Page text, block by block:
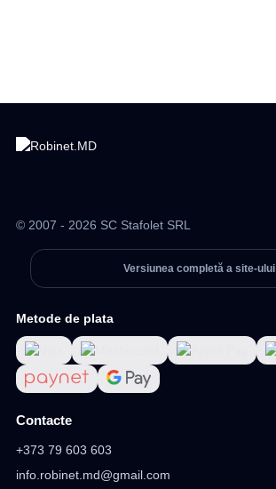
© 2007 - 2026 SC Stafolet SRL
Versiunea completă a site-ului
Metode de plata
Contacte
+373 79 603 603
info.robinet.md@gmail.com